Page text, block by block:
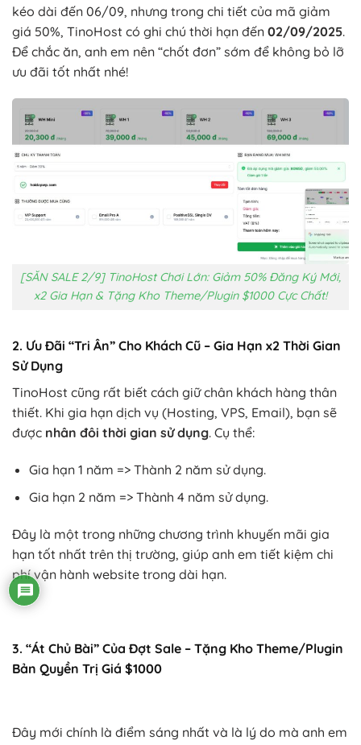
kéo dài đến 06/09, nhưng trong chi tiết của mã giảm
giá 50%, TinoHost có ghi chú thời hạn đến 02/09/2025.
Để chắc ăn, anh em nên “chốt đơn” sớm để không bỏ lỡ
ưu đãi tốt nhất nhé!
[SĂN SALE 2/9] TinoHost Chơi Lớn: Giảm 50% Đăng Ký Mới,
x2 Gia Hạn & Tặng Kho Theme/Plugin $1000 Cực Chất!
2. Ưu Đãi “Tri Ân” Cho Khách Cũ – Gia Hạn x2 Thời Gian
Sử Dụng
TinoHost cũng rất biết cách giữ chân khách hàng thân
thiết. Khi gia hạn dịch vụ (Hosting, VPS, Email), bạn sẽ
được nhân đôi thời gian sử dụng. Cụ thể:
Gia hạn 1 năm => Thành 2 năm sử dụng.
Gia hạn 2 năm => Thành 4 năm sử dụng.
Đây là một trong những chương trình khuyến mãi gia
hạn tốt nhất trên thị trường, giúp anh em tiết kiệm chi
phí vận hành website trong dài hạn.
3. “Át Chủ Bài” Của Đợt Sale – Tặng Kho Theme/Plugin
Bản Quyền Trị Giá $1000
Đây mới chính là điểm sáng nhất và là lý do mà anh em